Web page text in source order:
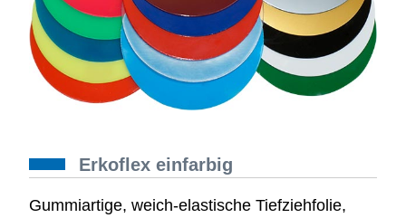
Erkoflex einfarbig
Gummiartige, weich-elastische Tiefziehfolie,